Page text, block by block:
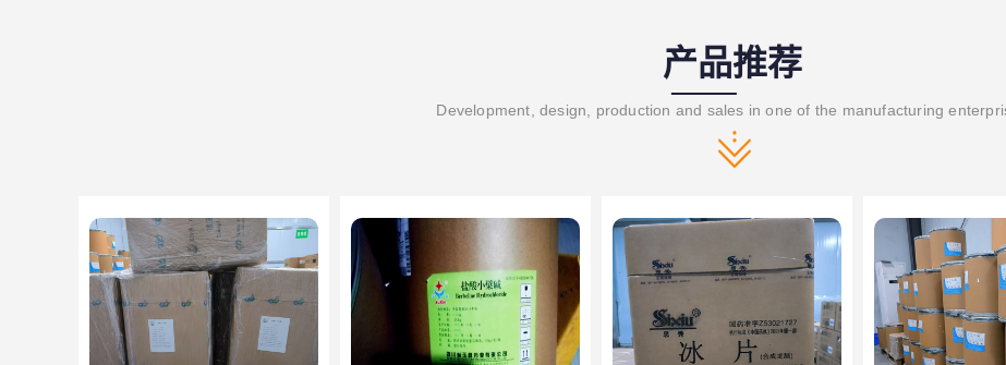
产品推荐
Development, design, production and sales in one of the manufacturing